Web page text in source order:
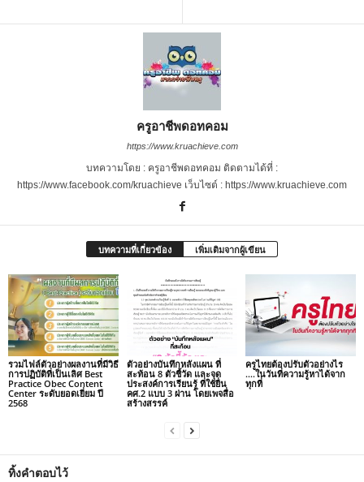
ครูอาชีพดอทคอม
https://www.kruachieve.com
บทความโดย : ครูอาชีพดอทคอม ติดตามได้ที่ :
https://www.facebook.com/kruachieve เว็บไซต์ : https://www.kruachieve.com
บทความที่เกี่ยวข้อง เพิ่มเติมจากผู้เขียน
รวมไฟล์ตัวอย่างผลงานที่มีวิธี
การปฏิบัติที่เป็นเลิศ Best
Practice Obec Content
Center ระดับยอดเยี่ยม ปี
2568
ตัวอย่างบันทึกหลังแผน ที่
สะท้อน 8 ตัวชี้วัด และจุด
ประสงค์การเรียนรู้ ที่ใช้ยื่น
คศ.2 แบบ 3 ผ่าน โดยเพจสื่อ
สร้างสรรค์
ครูไทยต้องปรับตัวอย่างไร
….ในวันที่ความรู้หาได้จาก
ทุกที่
ทิ้งคำตอบไว้